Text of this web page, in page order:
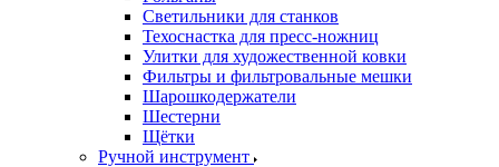
Светильники для станков
Техоснастка для пресс-ножниц
Улитки для художественной ковки
Фильтры и фильтровальные мешки
Шарошкодержатели
Шестерни
Щётки
Ручной инструмент